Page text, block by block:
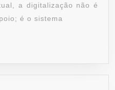
a digitalização não é
é o sistema